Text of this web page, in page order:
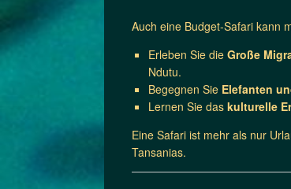
Auch eine Budget-Safari kann
Erleben Sie die Große
Ndutu.
Begegnen Sie Elefanten
Lernen Sie das kulturelle
Eine Safari ist mehr als nur
Tansanias.